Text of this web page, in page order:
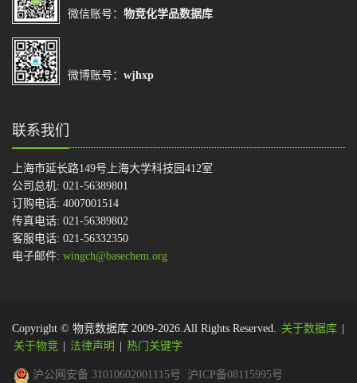
微信账号： 物竞化学品数据库
微博账号： wjhxp
联系我们
上海市延长路149号上海大学科技园412室
公司总机: 021-56389801
订购电话: 4007001514
传真电话: 021-56389802
客服电话: 021-56332350
电子邮件: wingch@basechem.org
Copyright © 物竞数据库 2009-2026.All Rights Reserved. 关于数据库
关于物竞
法律声明 热门关键字
沪公网安备 31010602001115号 沪ICP备08115995号